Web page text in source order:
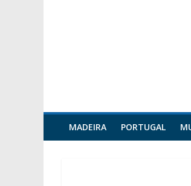
MADEIRA PORTUGAL